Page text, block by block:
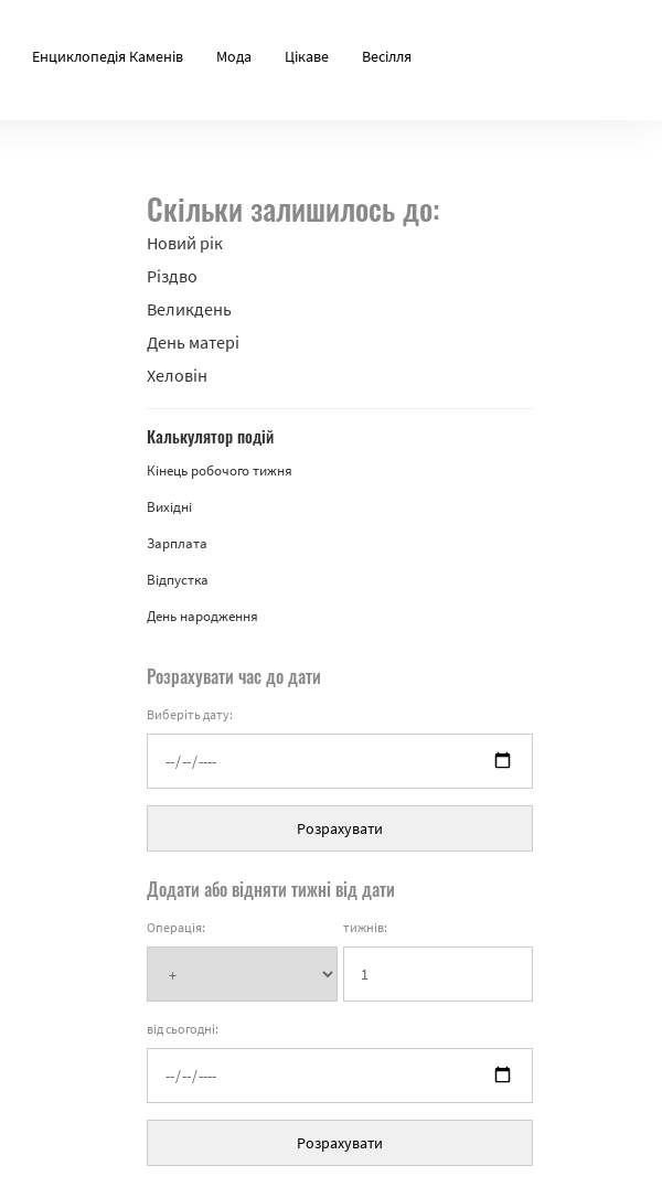
Енциклопедія Каменів Мода Цікаве Весілля
Скільки залишилось до:
Новий рік
Різдво
Великдень
День матері
Хеловін
Калькулятор подій
Кінець робочого тижня
Вихідні
Зарплата
Відпустка
День народження
Розрахувати час до дати
Виберіть дату:
Розрахувати
Додати або відняти тижні від дати
Операція: тижнів:
від сьогодні:
Розрахувати